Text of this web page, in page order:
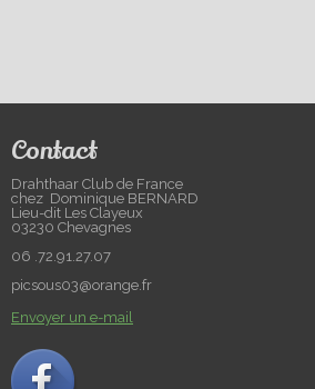
Contact
Drahthaar Club de France
chez Dominique BERNARD
Lieu-dit Les Clayeux
03230 Chevagnes
06 .72.91.27.07
picsous03@orange.fr
Envoyer un e-mail